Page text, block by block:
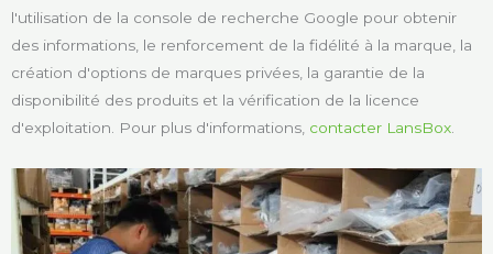
l'utilisation de la console de recherche Google pour obtenir
des informations, le renforcement de la fidélité à la marque, la
création d'options de marques privées, la garantie de la
disponibilité des produits et la vérification de la licence
d'exploitation. Pour plus d'informations, contacter LansBox